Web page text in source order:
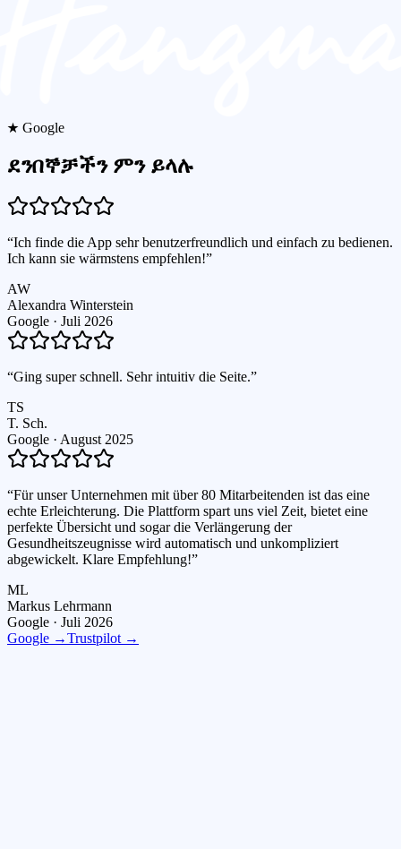
★ Google
ደንበኞቻችን ምን ይላሉ
“Ich finde die App sehr benutzerfreundlich und einfach zu bedienen.
Ich kann sie wärmstens empfehlen!”
AW
Alexandra Winterstein
Google · Juli 2026
“Ging super schnell. Sehr intuitiv die Seite.”
TS
T. Sch.
Google · August 2025
“Für unser Unternehmen mit über 80 Mitarbeitenden ist das eine
echte Erleichterung. Die Plattform spart uns viel Zeit, bietet eine
perfekte Übersicht und sogar die Verlängerung der
Gesundheitszeugnisse wird automatisch und unkompliziert
abgewickelt. Klare Empfehlung!”
ML
Markus Lehrmann
Google · Juli 2026
Google →Trustpilot →